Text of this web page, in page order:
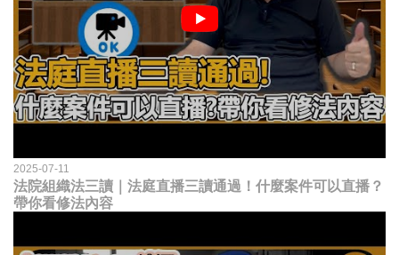
2025-07-11
法院組織法三讀｜法庭直播三讀通過！什麼案件可以直播？
帶你看修法內容